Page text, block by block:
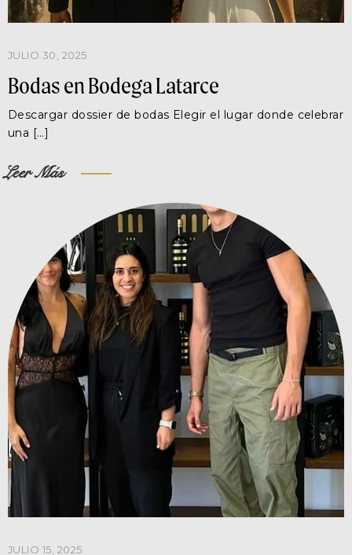
JULIO 30, 2025
Bodas en Bodega Latarce
Descargar dossier de bodas Elegir el lugar donde celebrar
una […]
Leer Más
JULIO 15, 2025